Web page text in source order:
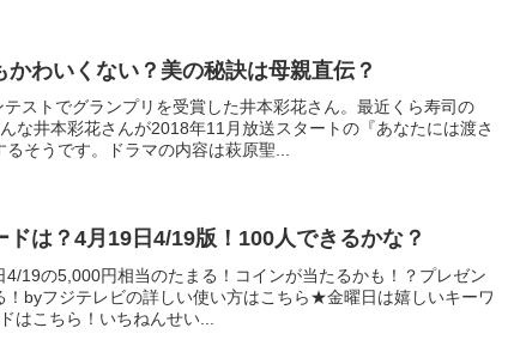
わいくない？美の秘訣は母親直伝？
ストでグランプリを受賞した井本彩花さん。最近くら寿司の
な井本彩花さんが2018年11月放送スタートの『あなたには渡さ
そうです。ドラマの内容は萩原聖...
は？4月19日4/19版！100人できるかな？
4/19の5,000円相当のたまる！コインが当たるかも！？プレゼン
！byフジテレビの詳しい使い方はこちら★金曜日は嬉しいキーワ
はこちら！いちねんせい...